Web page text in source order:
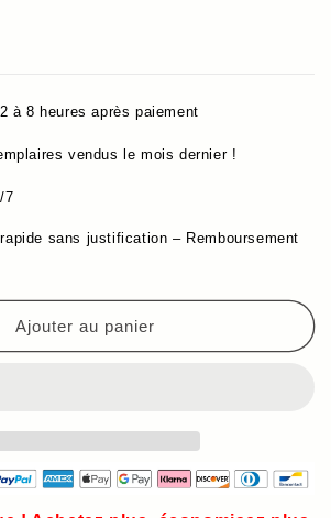
à 8 heures après paiement
vendus le mois dernier !
7
sans justification – Remboursement
Ajouter au panier